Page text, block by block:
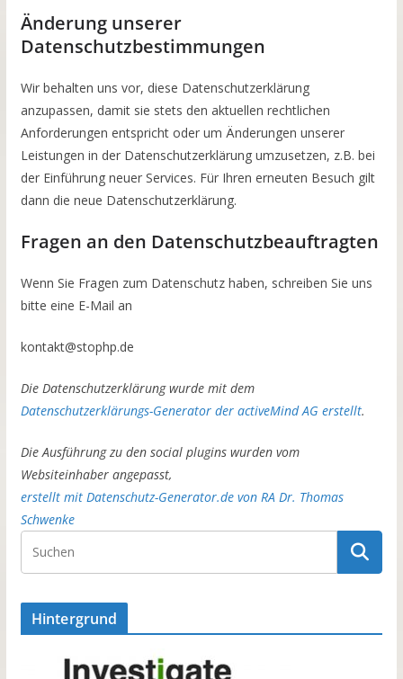
Änderung unserer
Datenschutzbestimmungen
Wir behalten uns vor, diese Datenschutzerklärung
anzupassen, damit sie stets den aktuellen rechtlichen
Anforderungen entspricht oder um Änderungen unserer
Leistungen in der Datenschutzerklärung umzusetzen, z.B. bei
der Einführung neuer Services. Für Ihren erneuten Besuch gilt
dann die neue Datenschutzerklärung.
Fragen an den Datenschutzbeauftragten
Wenn Sie Fragen zum Datenschutz haben, schreiben Sie uns
bitte eine E-Mail an
kontakt@stophp.de
Die Datenschutzerklärung wurde mit dem
Datenschutzerklärungs-Generator der activeMind AG erstellt.
Die Ausführung zu den social plugins wurden vom
Websiteinhaber angepasst,
erstellt mit Datenschutz-Generator.de von RA Dr. Thomas
Schwenke
Hintergrund